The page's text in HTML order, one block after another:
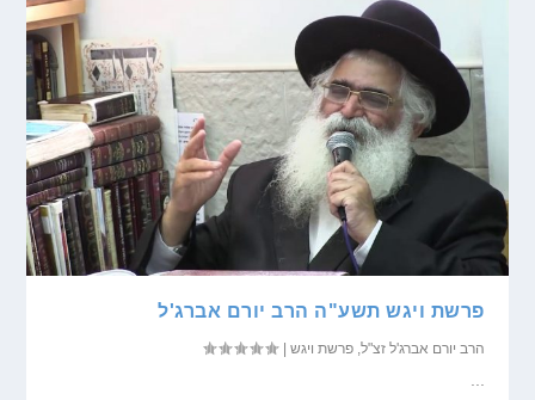
פרשת ויגש תשע"ה הרב יורם אברג'ל
הרב יורם אברג'ל זצ"ל,פרשת ויגש |
...